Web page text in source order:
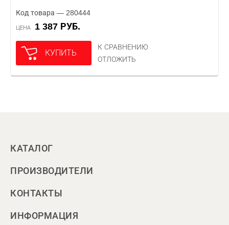
Код товара — 280444
ЦЕНА 1 387 РУБ.
КУПИТЬ
К СРАВНЕНИЮ
ОТЛОЖИТЬ
КАТАЛОГ
ПРОИЗВОДИТЕЛИ
КОНТАКТЫ
ИНФОРМАЦИЯ